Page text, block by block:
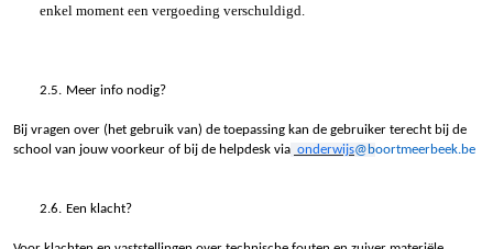
enkel moment een vergoeding verschuldigd.
2.5. Meer info nodig?
Bij vragen over (het gebruik van) de toepassing kan de gebruiker terecht bij de
school van jouw voorkeur of bij de helpdesk via onderwijs@boortmeerbeek.be
2.6. Een klacht?